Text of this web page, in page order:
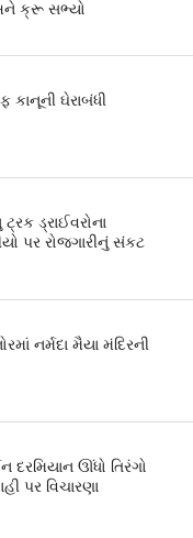
ક્રૂ સભ્યો
ઘેરાબંધી
ડ્રાઈવરોના
પર રોજગારીનું સંકટ
નર્મદા મૈયા મંદિરની
દરમિયાન ઊંધો તિરંગો
પર વિચારણા